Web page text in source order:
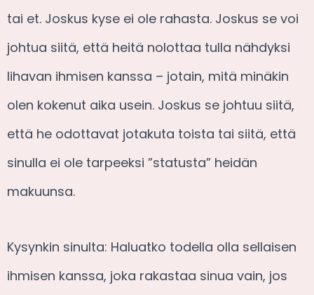
tai et. Joskus kyse ei ole rahasta. Joskus se voi
johtua siitä, että heitä nolottaa tulla nähdyksi
lihavan ihmisen kanssa – jotain, mitä minäkin
olen kokenut aika usein. Joskus se johtuu siitä,
että he odottavat jotakuta toista tai siitä, että
sinulla ei ole tarpeeksi ”statusta” heidän
makuunsa.
Kysynkin sinulta: Haluatko todella olla sellaisen
ihmisen kanssa, joka rakastaa sinua vain, jos